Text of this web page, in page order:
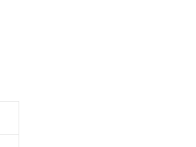
供させていただ
ようお願いしま
1000ppm以下、
貨物等」とい
可)を取得する
通知します。
、取り引きをい